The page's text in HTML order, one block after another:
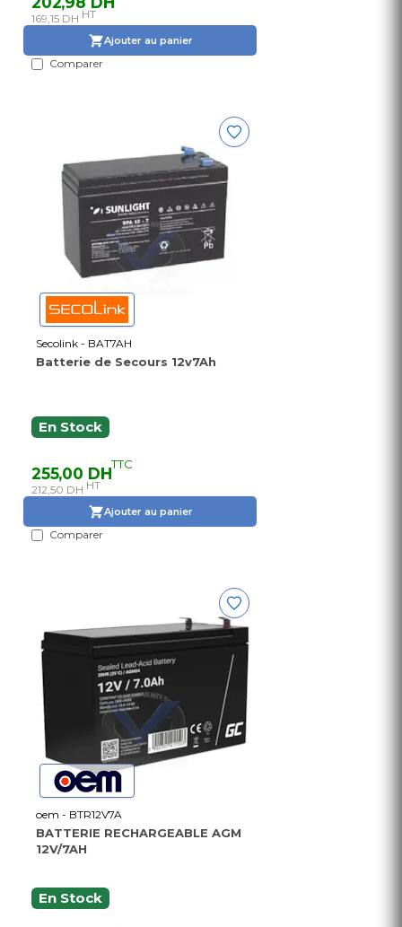
169,15 DH HT
Ajouter au panier
Comparer
Secolink - BAT7AH
Batterie de Secours 12v7Ah
En Stock
255,00 DHTTC
212,50 DH HT
Ajouter au panier
Comparer
oem - BTR12V7A
BATTERIE RECHARGEABLE AGM
12V/7AH
En Stock